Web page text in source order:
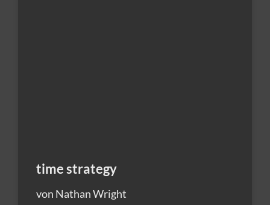
time strategy
von Nathan Wright